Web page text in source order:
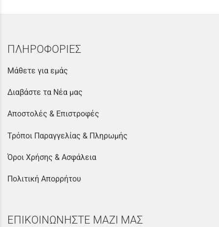
ΠΛΗΡΟΦΟΡΙΕΣ
Μάθετε για εμάς
Διαβάστε τα Νέα μας
Αποστολές & Επιστροφές
Τρόποι Παραγγελίας & Πληρωμής
Όροι Χρήσης & Ασφάλεια
Πολιτική Απορρήτου
ΕΠΙΚΟΙΝΩΝΗΣΤΕ ΜΑΖΙ ΜΑΣ